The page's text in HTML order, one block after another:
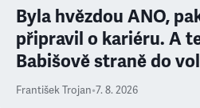
Byla hvězdou ANO,
připravil o kariéru. A
Babišově straně do
František Trojan•7. 8. 2026